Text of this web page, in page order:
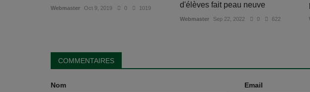
Webmaster Oct 9, 2019 0 1019
d'élèves fait peau neuve
Webmaster Sep 22, 2022 0 622
COMMENTAIRES
Nom Email